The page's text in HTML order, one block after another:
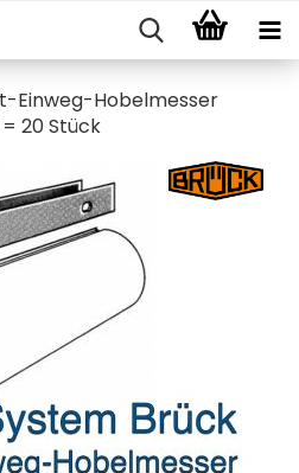
Einweg-Hobelmesser
= 20 Stück